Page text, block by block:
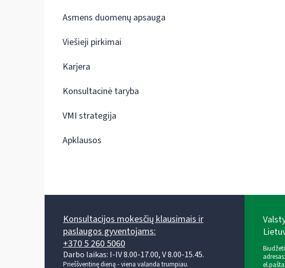
Asmens duomenų apsauga
Viešieji pirkimai
Karjera
Konsultacinė taryba
VMI strategija
Apklausos
Konsultacijos mokesčių klausimais ir
paslaugos gyventojams:
+370 5 260 5060
Darbo laikas: I-IV 8.00-17.00, V 8.00-15.45.
Prieššventinę dieną - viena valanda trumpiau.